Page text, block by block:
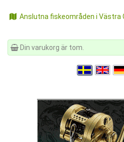
Anslutna fiskeområden i Västra
Din varukorg är tom.